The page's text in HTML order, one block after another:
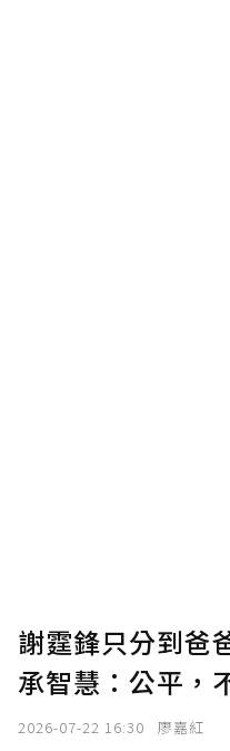
謝霆鋒只分到爸
承智慧：公平，
2026-07-22 16:30 廖嘉紅